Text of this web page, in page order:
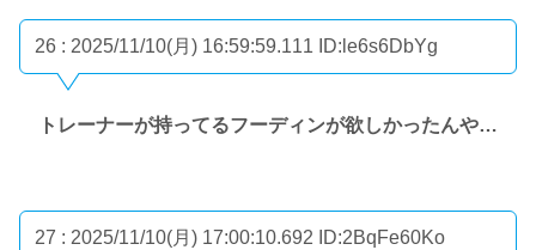
26 : 2025/11/10(月) 16:59:59.111 ID:le6s6DbYg
トレーナーが持ってるフーディンが欲しかったんや…
27 : 2025/11/10(月) 17:00:10.692 ID:2BqFe60Ko